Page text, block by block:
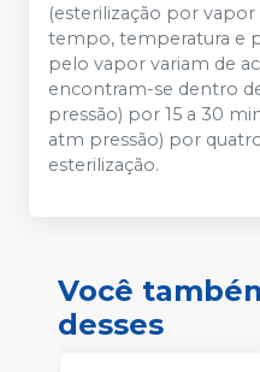
(esterilização por vapor
tempo, temperatura e
pelo vapor variam de
encontram-se dentro de:
pressão) por 15 a 30
atm pressão) por
esterilização.
Você
desses